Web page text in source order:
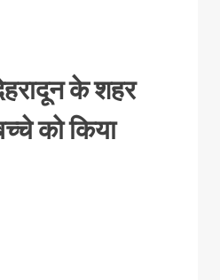
के शहर
को किया